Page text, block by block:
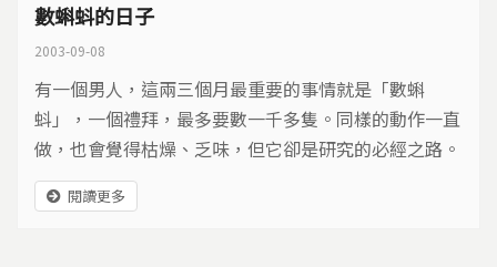
數蝌蚪的日子
2003-09-08
有一個男人，這兩三個月最重要的事情就是「數蝌
蚪」，一個禮拜，最多要數一千多隻。同樣的動作一直
做，也會覺得枯燥、乏味，但它卻是研究的必經之路。
閱讀更多